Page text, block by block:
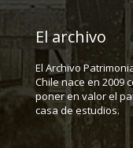
El archivo
El Archivo
Chile nace en 2009
poner en valor el
casa de estudios.